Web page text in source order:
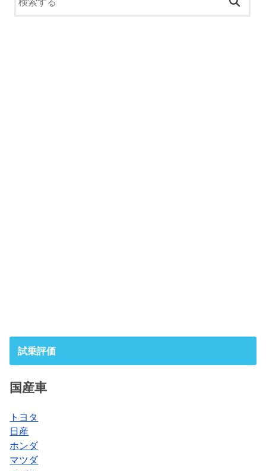
試乗評価
国産車
トヨタ
日産
ホンダ
マツダ